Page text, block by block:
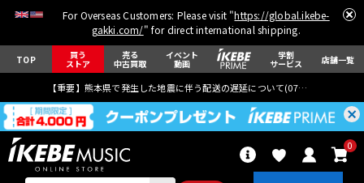
For Overseas Customers: Please visit "https://global.ikebe-
gakki.com/" for direct international shipping.
TOP 買う
ストア
売る
中古買取
イベント
動画
学割
サービス 店舗一覧
【重要】熊本県で発生した地震に伴う配送の遅延について(07月29日
0